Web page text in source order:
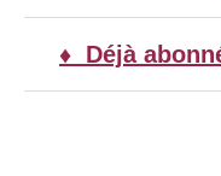
♦ Déjà